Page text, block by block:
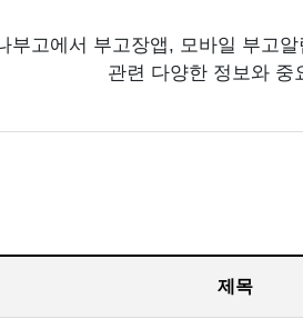
부고에서 부고장앱, 모바일 부고
관련 다양한 정보와 중
제목